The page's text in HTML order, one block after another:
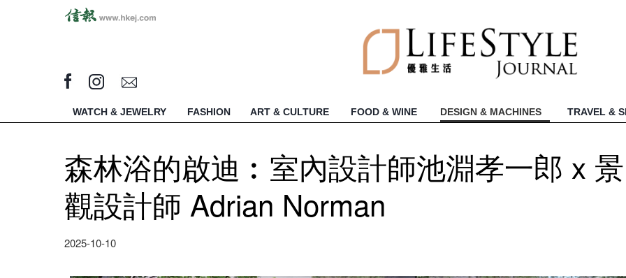
WATCH & JEWELRY FASHION ART & CULTURE FOOD & WINE DESIGN & MACHINES TRAVEL &
森林浴的啟迪︰室內設計師池淵孝一郎 x 景
觀設計師 Adrian Norman
2025-10-10